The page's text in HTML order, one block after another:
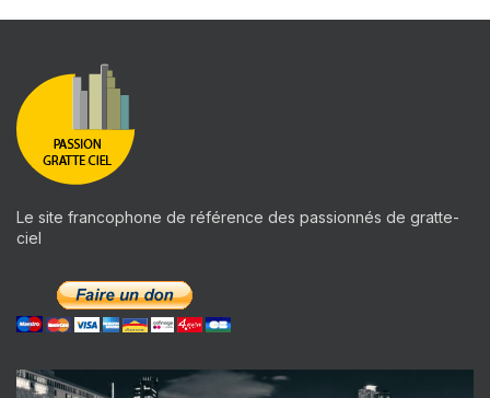
Le site francophone de référence des passionnés de gratte-
ciel